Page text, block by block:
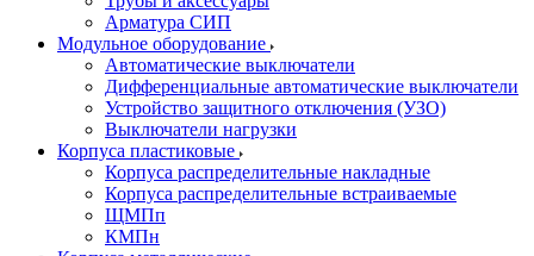
Арматура СИП
Модульное оборудование
Автоматические выключатели
Дифференциальные автоматические выключатели
Устройство защитного отключения (УЗО)
Выключатели нагрузки
Корпуса пластиковые
Корпуса распределительные накладные
Корпуса распределительные встраиваемые
ЩМПп
КМПн